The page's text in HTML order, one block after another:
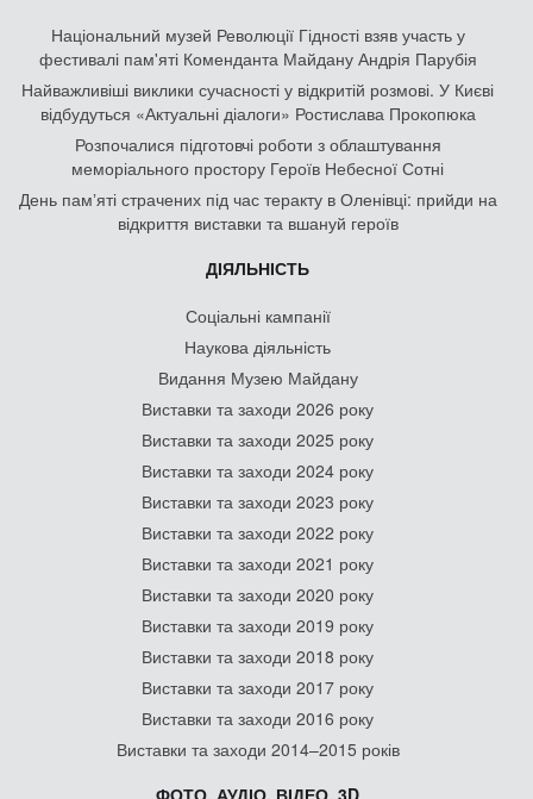
Національний музей Революції Гідності взяв участь у
фестивалі пам'яті Коменданта Майдану Андрія Парубія
Найважливіші виклики сучасності у відкритій розмові. У Києві
відбудуться «Актуальні діалоги» Ростислава Прокопюка
Розпочалися підготовчі роботи з облаштування
меморіального простору Героїв Небесної Сотні
День памʼяті страчених під час теракту в Оленівці: прийди на
відкриття виставки та вшануй героїв
ДІЯЛЬНІСТЬ
Соціальні кампанії
Наукова діяльність
Видання Музею Майдану
Виставки та заходи 2026 року
Виставки та заходи 2025 року
Виставки та заходи 2024 року
Виставки та заходи 2023 року
Виставки та заходи 2022 року
Виставки та заходи 2021 року
Виставки та заходи 2020 року
Виставки та заходи 2019 року
Виставки та заходи 2018 року
Виставки та заходи 2017 року
Виставки та заходи 2016 року
Виставки та заходи 2014–2015 років
ФОТО, АУДІО, ВІДЕО, 3D